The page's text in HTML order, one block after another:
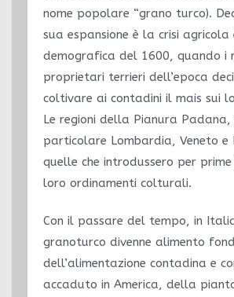
nome popolare “grano turco).
sua espansione è la crisi
demografica del 1600, quando i
proprietari terrieri dell’epoca
coltivare ai contadini il mais sui
Le regioni della Pianura Padana,
particolare Lombardia, Veneto e
quelle che introdussero per prime
loro ordinamenti colturali.
Con il passare del tempo, in
granoturco divenne alimento
dell’alimentazione contadina e
accaduto in America, della